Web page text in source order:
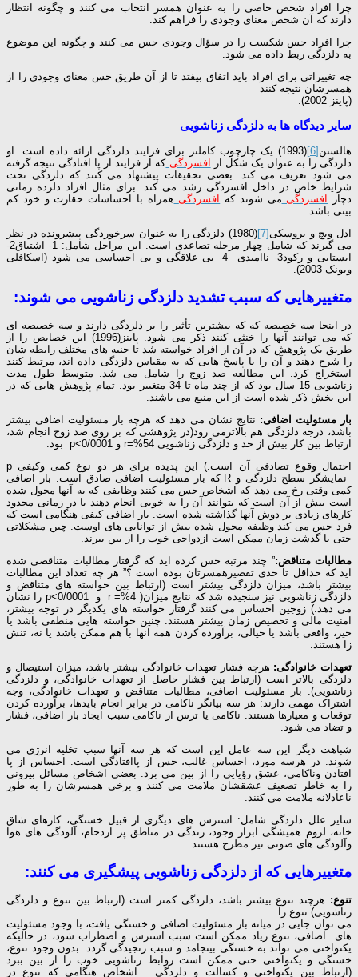
چرا افراد شخص خاصی را به عنوان همسر انتخاب می کنند و چگونه انتظار
دارند که آن شخص معنای وجودی را فراهم کند.
چرا افراد حس شکست را در سؤال وجودی حس می کنند و چگونه این موضوع
به دلزدگی ربط داده می شود.
چه تغییراتی برای افراد باید اتفاق بیفتد تا از آن طریق حس معنای وجودی را از
همسرشان نتیجه کنند
(پاینز 2002).
سایر دیدگاه ها به دلزدگی زناشویی
هالستن [6]
(1993) یک چارچوب کاملتر برای فرایند دلزدگی ارائه داده است. او
دلزدگی را به عنوان یک شکل از
افسردگی که از فرایند از پا افتادگی نتیجه گرفته
می شود تعریف می کند. بعضی تحقیقات پیشنهاد می کنند که دلزدگی تحت
شرایط خاص در داخل افسردگی رشد می کند. برای مثال افراد دلزده زمانی
دچار
افسردگی می شوند که افسردگی همراه با احساسات حقارت و خود کم
بینی باشد.
ادل ویچ و بروسکی[7]
(1980) دلزدگی را به عنوان سرخوردگی پیشرونده در نظر
می گیرند که شامل چهار مرحله تصاعدی است. این مراحل شامل: 1- اشتیاق2-
ایستایی و رکود3- ناامیدی 4- بی علاقگی و بی احساسی می شود (اسکافلی
وبونک 2003).
متغییرهایی که سبب تشدید دلزدگی زناشویی می شوند:
در اینجا سه خصیصه که که بیشترین تأثیر را بر دلزدگی دارند و سه خصیصه ای
که می توانند آنها را خنثی کنند ذکر می شود. پاینز(1996) این خصایص را از
طریق یک پژوهش که در آن از افراد خواسته شد تا جنبه های مختلف رابطه شان
را شرح دهند و آن را با پاسخ هایی که به مقیاس دلزدگی داده اند، مرتبط کنند
استخراج کرد. این مطالعه صد زوج را شامل می شد. متوسط طول مدت
زناشویی 15 سال بود که از چند ماه تا 34 متغییر بود. تمام پژوهش هایی که در
این بخش ذکر شده است از این منبع می باشند.
بار مسئولیت اضافی: نتایج نشان می دهد که هرچه بار مسئولیت اضافی بیشتر
باشد، درجه دلزدگی هم بالاترمی رود(در پژوهشی که بر روی صد زوج انجام شد،
ارتباط بین کار بیش از حد و دلزدگی زناشویی r=%54 و p<0/0001 بود.
احتمال وقوع تصادفی آن است.) این پدیده برای هر دو نوع کمی وکیفی p
نمایشگر سطح دلزدگی و R که بار مسئولیت اضافی صادق است. بار اضافی
کمی وقتی رخ می دهد که اشخاص حس می کنند وظایفی که به آنها محول شده
است بیش از آن است که بتوانند آن را به خوبی انجام دهند یا در زمانی محدود
کارهای زیادی بر دوش آنها گذاشته شده است. بار اضافی کیفی هنگامی است که
فرد حس می کند وظیفه محول شده بیش از توانایی های اوست. چین مشکلاتی
حتی با گذشت زمان ممکن است ازدواجی خوب را از بین ببرند.
مطالبات متناقض:” چند مرتبه حس کرده اید که گرفتار مطالبات متناقضی شده
اید که حداقل تا حدی تقصیرهمسرتان بوده است ؟” هر چه تعداد این مطالبات
بیشتر باشد، میزان دلزدگی بیشتر است (ارتباط بین خواسته های متناقض و
دلزدگی زناشویی نیز سنجیده شد که نتایج میزان( r =%4 و p<0/0001 را نشان
می دهد.) زوجین احساس می کنند گرفتار خواسته های یکدیگر در توجه بیشتر،
امنیت مالی و تخصیص زمان بیشتر هستند. چنین خواسته هایی منطقی باشد یا
خیر، واقعی باشد یا خیالی، برآورده کردن همه آنها با هم ممکن باشد یا نه، تنش
زا هستند.
تعهدات خانوادگی: هرچه فشار تعهدات خانوادگی بیشتر باشد، میزان استیصال و
دلزدگی بالاتر است (ارتباط بین فشار حاصل از تعهدات خانوادگی، و دلزدگی
زناشویی). بار مسئولیت اضافی، مطالبات متناقض و تعهدات خانوادگی، وجه
اشتراک مهمی دارند: هر سه بیانگر ناکامی در برابر انجام بایدها، برآورده کردن
توقعات و معیارها هستند. ناکامی یا ترس از ناکامی سبب ایجاد بار اضافی، فشار
و تضاد می شود.
شباهت دیگر این سه عامل این است که هر سه آنها سبب تخلیه انرژی می
شوند. در هرسه مورد، احساس غالب، حس از پاافتادگی است. احساس از پا
افتادن وناکامی، عشق رؤیایی را از بین می برد. بعضی اشخاص مسائل بیرونی
را به خاطر تضعیف عشقشان ملامت می کنند و برخی همسرشان را به طور
ناعادلانه ملامت می کنند.
سایر علل دلزدگی شامل: استرس های دیگری از قبیل خستگی، کارهای شاق
خانه، لزوم همیشگی ابراز وجود، زندگی در مناطق پر ازدحام، آلودگی های هوا
وآلودگی های صوتی نیز مطرح هستند.
متغییرهایی که از دلزدگی زناشویی پیشگیری می کنند:
تنوع: هرچند تنوع بیشتر باشد، دلزدگی کمتر است (ارتباط بین تنوع و دلزدگی
زناشویی) تنوع را
می توان جایی در میانه بار مسئولیت اضافی و خستگی یافت، با وجود مسئولیت
های اضافی، تنوع زیاد ممکن است سبب استرس و اضطراب شود، در حالیکه
یکنواختی می تواند به خستگی بینجامد و سبب رنجیدگی گردد. بدون وجود تنوع،
خستگی و یکنواختی حتی ممکن است روابط زناشویی خوب را از بین ببرد
(ارتباط بین یکنواختی و کسالت و دلزدگی… اشخاص هنگامی که تنوع در